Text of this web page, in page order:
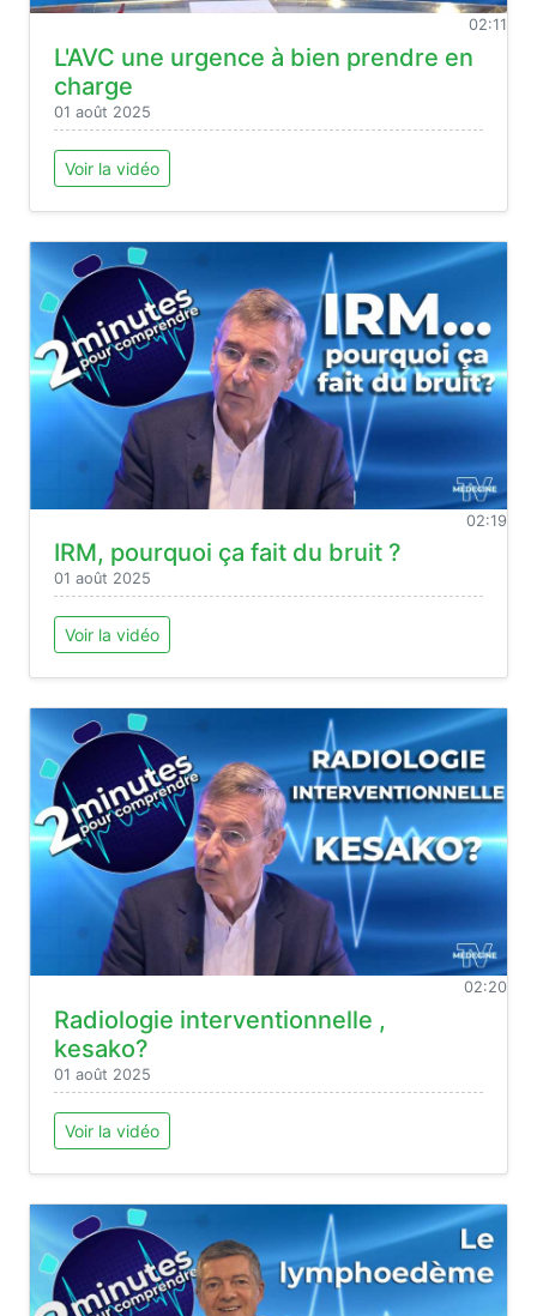
02:11
L'AVC une urgence à bien prendre en
charge
01 août 2025
Voir la vidéo
02:19
IRM, pourquoi ça fait du bruit ?
01 août 2025
Voir la vidéo
02:20
Radiologie interventionnelle ,
kesako?
01 août 2025
Voir la vidéo